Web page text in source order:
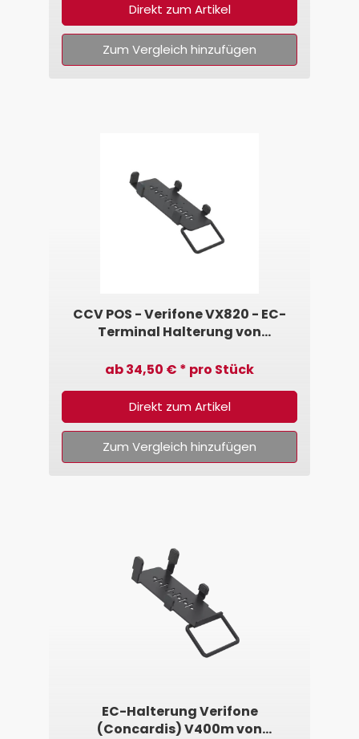
Direkt zum Artikel
Zum Vergleich hinzufügen
CCV POS - Verifone VX820 - EC-
Terminal Halterung von
ab 34,50 € * pro Stück
Direkt zum Artikel
Zum Vergleich hinzufügen
EC-Halterung Verifone
(Concardis) V400m von